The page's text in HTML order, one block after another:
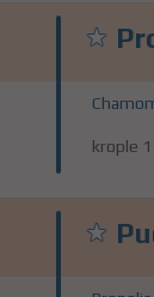
krople